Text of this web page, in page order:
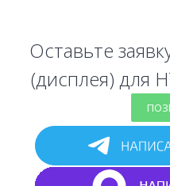
Оставьте
(дисплея) для